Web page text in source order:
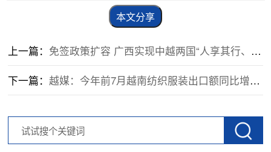
本文分享
上一篇： 免签政策扩容 广西实现中越两国“人享其行、物畅其流”
下一篇：越媒：今年前7月越南纺织服装出口额同比增长9%